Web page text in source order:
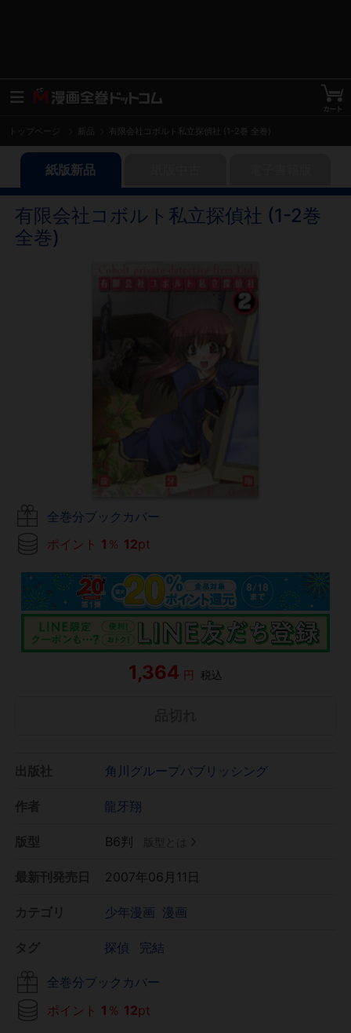
トップページ 有限会社コボルト私立探偵社 (1-2巻 全巻)
紙版新品
有限会社コボルト私立探偵社 (1-2巻
全巻)
全巻分ブックカバー
ポイント 1 ％ 12pt
1,364 円 税込
角川グループパブリッシング
龍牙翔
B6判
2007年06月11日
少年漫画 漫画
探偵 完結
全巻分ブックカバー
ポイント 1 ％ 12pt